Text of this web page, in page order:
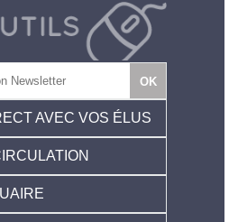
AVEC VOS ÉLUS